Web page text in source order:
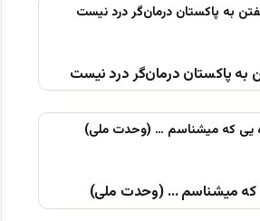
به پاکستان درمان‌گر درد نیست
که میشناسم … (وحدت ملی)